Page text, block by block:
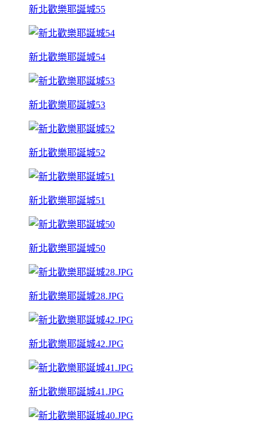
新北歡樂耶誕城55
新北歡樂耶誕城54
新北歡樂耶誕城53
新北歡樂耶誕城52
新北歡樂耶誕城51
新北歡樂耶誕城50
新北歡樂耶誕城28.JPG
新北歡樂耶誕城42.JPG
新北歡樂耶誕城41.JPG